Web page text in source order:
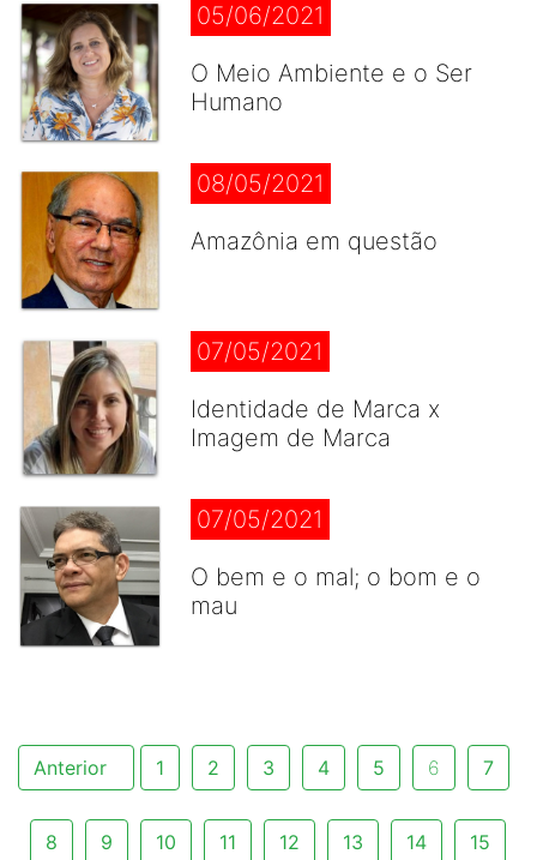
05/06/2021
O Meio Ambiente e o Ser
Humano
08/05/2021
Amazônia em questão
07/05/2021
Identidade de Marca x
Imagem de Marca
07/05/2021
O bem e o mal; o bom e o
mau
Anterior 1 2 3 4 5 6 7
8 9 10 11 12 13 14 15